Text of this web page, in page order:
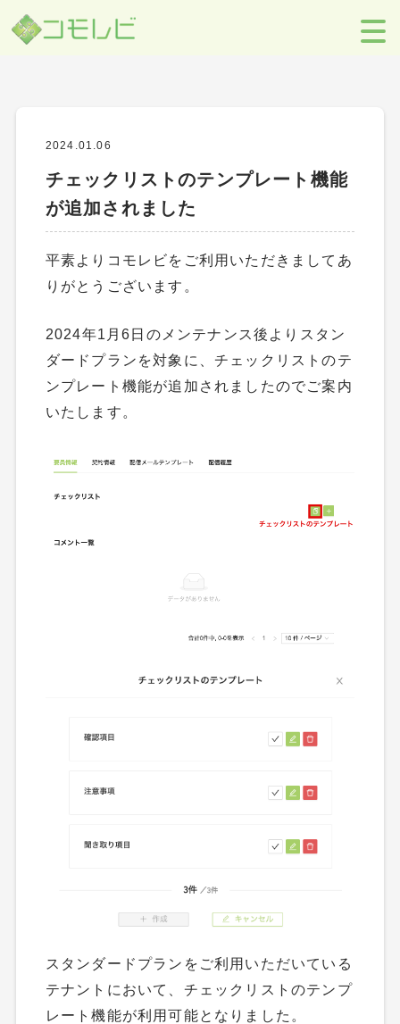
【コモレビ】SES事業者のための営業支援ツール
ニュー
ス>チェックリストのテンプレート機能が追加されました
2024.01.06
チェックリストのテンプレート機能
が追加されました
平素よりコモレビをご利用いただきましてあ
りがとうございます。
2024年1月6日のメンテナンス後よりスタン
ダードプランを対象に、チェックリストのテ
ンプレート機能が追加されましたのでご案内
いたします。
スタンダードプランをご利用いただいている
テナントにおいて、チェックリストのテンプ
レート機能が利用可能となりました。